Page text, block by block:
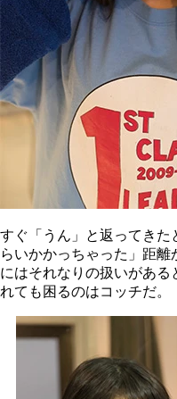
すぐ「うん」と返ってきた
らいかかっちゃった」距
にはそれなりの扱いがある
れても困るのはコッチだ。